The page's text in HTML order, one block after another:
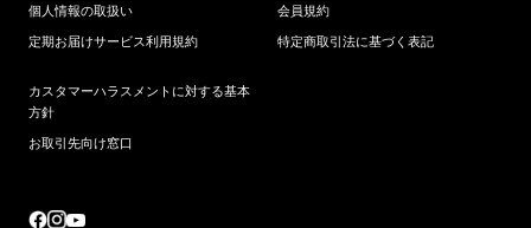
個人情報の取扱い
定期お届けサービス利用規約
会員規約
特定商取引法に基づく表記
カスタマーハラスメントに対する基本
方針
お取引先向け窓口